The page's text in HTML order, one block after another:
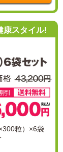
康スタイル!
粒）×6袋